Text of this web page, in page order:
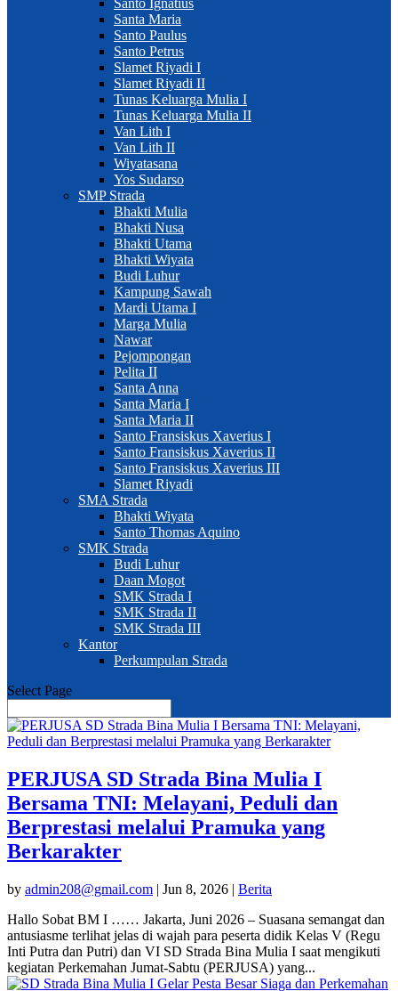
Santo Ignatius
Santa Maria
Santo Paulus
Santo Petrus
Slamet Riyadi I
Slamet Riyadi II
Tunas Keluarga Mulia I
Tunas Keluarga Mulia II
Van Lith I
Van Lith II
Wiyatasana
Yos Sudarso
SMP Strada
Bhakti Mulia
Bhakti Nusa
Bhakti Utama
Bhakti Wiyata
Budi Luhur
Kampung Sawah
Mardi Utama I
Marga Mulia
Nawar
Pejompongan
Pelita II
Santa Anna
Santa Maria I
Santa Maria II
Santo Fransiskus Xaverius I
Santo Fransiskus Xaverius II
Santo Fransiskus Xaverius III
Slamet Riyadi
SMA Strada
Bhakti Wiyata
Santo Thomas Aquino
SMK Strada
Budi Luhur
Daan Mogot
SMK Strada I
SMK Strada II
SMK Strada III
Kantor
Perkumpulan Strada
Select Page
PERJUSA SD Strada Bina Mulia I
Bersama TNI: Melayani, Peduli dan
Berprestasi melalui Pramuka yang
Berkarakter
by admin208@gmail.com | Jun 8, 2026 | Berita
Hallo Sobat BM I …… Jakarta, Juni 2026 – Suasana semangat dan
antusiasme terlihat jelas di wajah para peserta didik Kelas V (Regu
Inti Putra dan Putri) dan VI SD Strada Bina Mulia I saat mengikuti
kegiatan Perkemahan Jumat-Sabtu (PERJUSA) yang...